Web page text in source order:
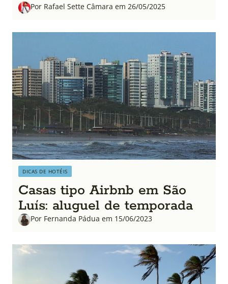
Por Rafael Sette Câmara em 26/05/2025
DICAS DE HOTÉIS
Casas tipo Airbnb em São
Luís: aluguel de temporada
Por Fernanda Pádua em 15/06/2023